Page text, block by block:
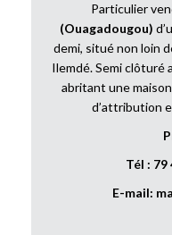
Particulier
(Ouagadougou)
demi, situé non loin
Ilemdé. Semi clôturé
abritant une
d’attribution
Tél : 79
E-mail: